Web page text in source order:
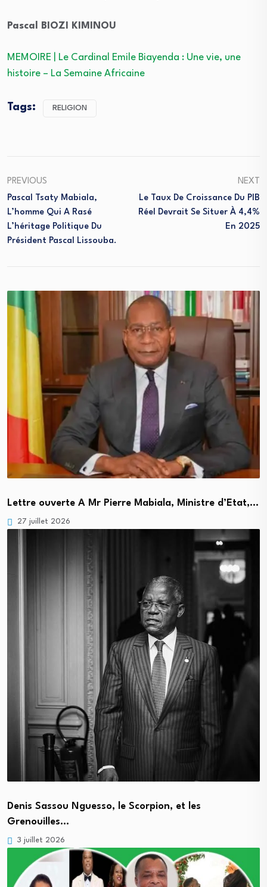
Pascal BIOZI KIMINOU
MEMOIRE | Le Cardinal Emile Biayenda : Une vie, une
histoire – La Semaine Africaine
Tags: RELIGION
PREVIOUS
Pascal Tsaty Mabiala,
L’homme Qui A Rasé
L’héritage Politique Du
Président Pascal Lissouba.
NEXT
Le Taux De Croissance Du PIB
Réel Devrait Se Situer À 4,4%
En 2025
Lettre ouverte A Mr Pierre Mabiala, Ministre d’Etat,…
27 juillet 2026
Denis Sassou Nguesso, le Scorpion, et les
Grenouilles…
3 juillet 2026